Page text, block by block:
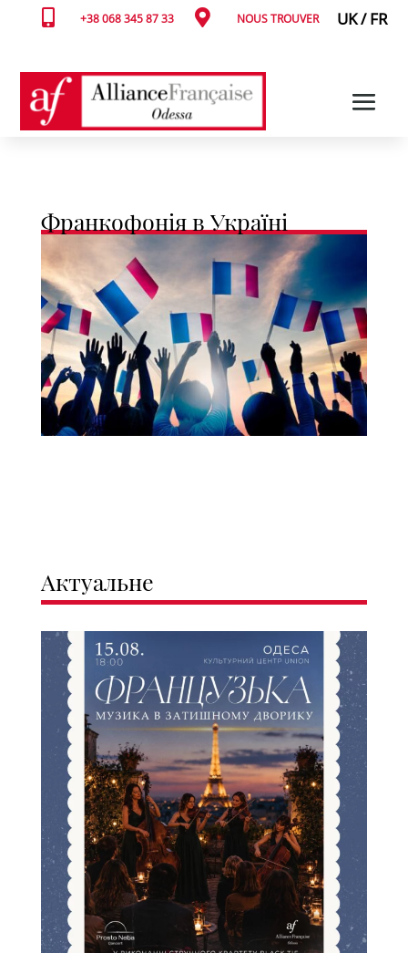
 +38 068 345 87 33  NOUS TROUVER UK/FR
Франкофонія в Україні
Актуальне